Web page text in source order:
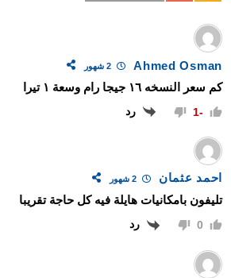
Ahmed Osman
كم سعر النسخه ١٦ جيجا رام وسعة ١ تيرا
-1 رد
احمد عثمان
تليفون بامكانيات هايلة فيه كل حاجة تقريبا
0 رد